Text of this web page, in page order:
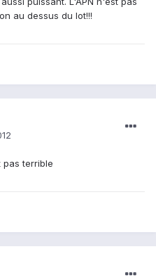
au dessus du lot!!!
pas terrible